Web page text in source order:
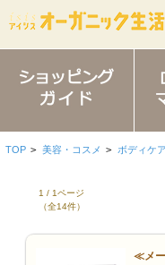
TOP > 美容・コスメ > ボディケア
1 / 1ページ
（全14件）
≪メー